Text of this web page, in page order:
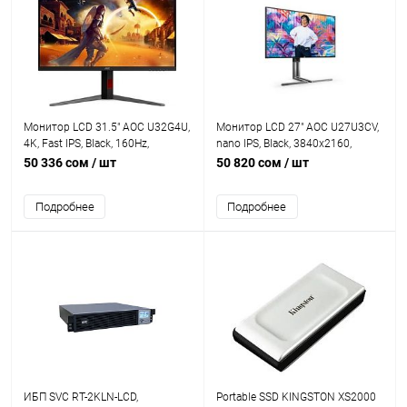
Монитор LCD 31.5" AOC U32G4U,
4K, Fast IPS, Black, 160Hz,
3840x2160, 80M:1, 450cd/m2,
4xUSB3.2, Headphone-Out
50 336 сом / шт
Подробнее
Монитор LCD 27" AOC U27U3CV,
nano IPS, Black, 3840x2160,
50M:1, 350cd/m2, 178/178, 4ms,
цветопередача 100% sRGB, 98%
DCI-P3, Flicker Free,, 2xHDMI, DP,
50 820 сом / шт
Подробнее
ИБП SVC RT-2KLN-LCD,
Portable SSD KINGSTON XS2000